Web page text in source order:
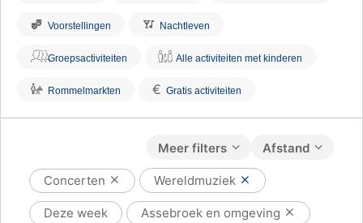
Voorstellingen Nachtleven
Groepsactiviteiten Alle activiteiten met kinderen
Rommelmarkten € Gratis activiteiten
Afstand
Meer filters
Concerten Wereldmuziek
Deze week Assebroek en omgeving